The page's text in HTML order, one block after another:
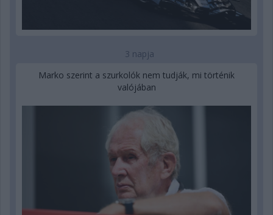
3 napja
Marko szerint a szurkolók nem tudják, mi történik
valójában